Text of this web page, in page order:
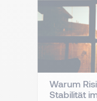
Warum
Stabilität